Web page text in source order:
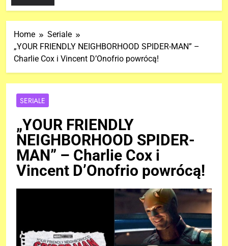
Home
Seriale
„YOUR FRIENDLY NEIGHBORHOOD SPIDER-MAN” –
Charlie Cox i Vincent D’Onofrio powrócą!
SERIALE
„YOUR FRIENDLY
NEIGHBORHOOD SPIDER-
MAN” – Charlie Cox i
Vincent D’Onofrio powrócą!